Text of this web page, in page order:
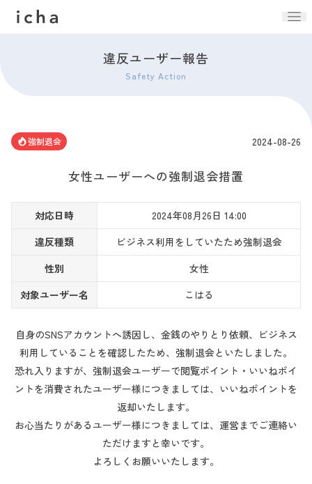
違反ユーザー報告
Safety Action
強制退会 2024-08-26
女性ユーザーへの強制退会措置
対応日時
2024年08月26日 14:00
違反種類
ビジネス利用をしていたため強制退会
性別
女性
対象ユーザー名
こはる
自身のSNSアカウントへ誘因し、金銭のやりとり依頼、ビジネス
利用していることを確認したため、強制退会といたしました。
恐れ入りますが、強制退会ユーザーで閲覧ポイント・いいねポイ
ントを消費されたユーザー様につきましては、いいねポイントを
返却いたします。
お心当たりがあるユーザー様につきましては、運営までご連絡い
ただけますと幸いです。
よろしくお願いいたします。